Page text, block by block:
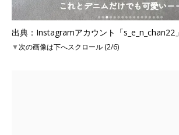
出典：Instagramアカウント「s_e_n_chan22」
▼次の画像は下へスクロール (2/6)